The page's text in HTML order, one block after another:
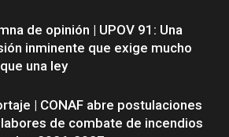
de opinión | UPOV 91: Una
inminente que exige mucho
una ley
| CONAF abre postulaciones
de combate de incendios